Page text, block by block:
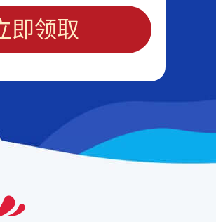
即领取